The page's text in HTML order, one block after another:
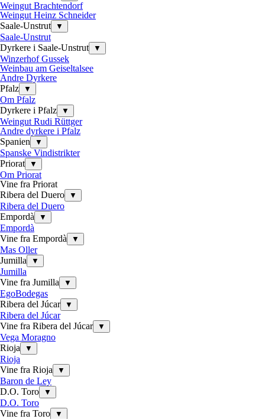
Weingut Brachtendorf
Weingut Heinz Schneider
Saale-Unstrut
▼
Saale-Unstrut
Dyrkere i Saale-Unstrut
▼
Winzerhof Gussek
Weinbau am Geiseltalsee
Andre Dyrkere
Pfalz
▼
Om Pfalz
Dyrkere i Pfalz
▼
Weingut Rudi Rüttger
Andre dyrkere i Pfalz
Spanien
▼
Spanske Vindistrikter
Priorat
▼
Om Priorat
Vine fra Priorat
Ribera del Duero
▼
Ribera del Duero
Empordà
▼
Empordà
Vine fra Empordà
▼
Mas Oller
Jumilla
▼
Jumilla
Vine fra Jumilla
▼
EgoBodegas
Ribera del Júcar
▼
Ribera del Júcar
Vine fra Ribera del Júcar
▼
Vega Moragno
Rioja
▼
Rioja
Vine fra Rioja
▼
Baron de Ley
D.O. Toro
▼
D.O. Toro
Vine fra Toro
▼